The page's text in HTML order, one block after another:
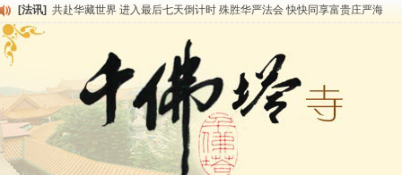
[法讯] 共赴华藏世界 进入最后七天倒计时 殊胜华严法会 快快同享富贵庄严海
[法讯]
清明节祭祖报恩地藏法会
本寺方丈上明下慧尼和尚开讲《六祖坛经》
[法讯]
2015-3-26师父于法堂对大众的开示
[法讯] 广东千佛塔寺云门佛学院女众部 2016年招生简章
[法讯]
恭请海涛法师莅临千佛塔寺弘法
[法讯]
2014年七月大法会 祈福息灾地藏七 冥阳两利普渡群蒙盂兰盆
[法讯]
千佛塔寺云门佛学院女众部2014年招生简章